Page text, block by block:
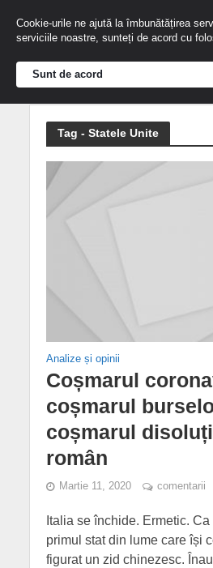
Tag - Statele Unite
Analize și opinii
Coșmarul
coșmarul
coșmarul
român
Martie 11, 2020 comentarii
Italia se închide. Ermetic.
primul stat din lume care își
figurat un zid chinezesc.
Cookie-urile ne ajută la îmbunătățirea
serviciile noastre, sunteți de acord cu
Sunt de acord